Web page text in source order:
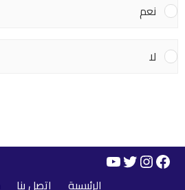
نعم
لا
Facebook
Instagram
Twitter
YouTube
الرئيسية اتصل بنا